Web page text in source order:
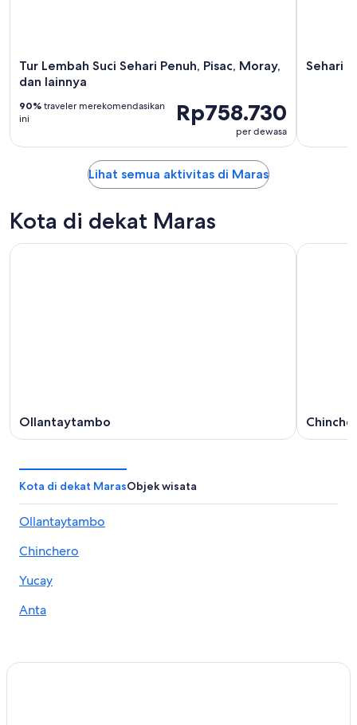
Tur Lembah Suci Sehari Penuh, Pisac, Moray,
dan lainnya
Rp758.730
per dewasa
90% traveler merekomendasikan
ini
Sehari
Lihat semua aktivitas di Maras
Kota di dekat Maras
Ollantaytambo
Kota di dekat MarasObjek wisata
Ollantaytambo
Chinchero
Yucay
Anta